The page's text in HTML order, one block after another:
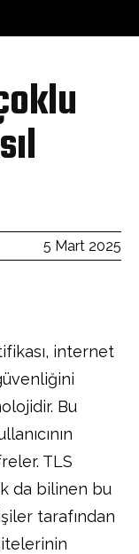
5 Mart 2025
internet
Bu
TLS
da bilinen bu
tarafından